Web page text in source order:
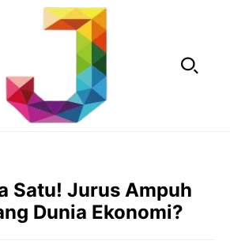
Satu! Jurus Ampuh
Dunia Ekonomi?